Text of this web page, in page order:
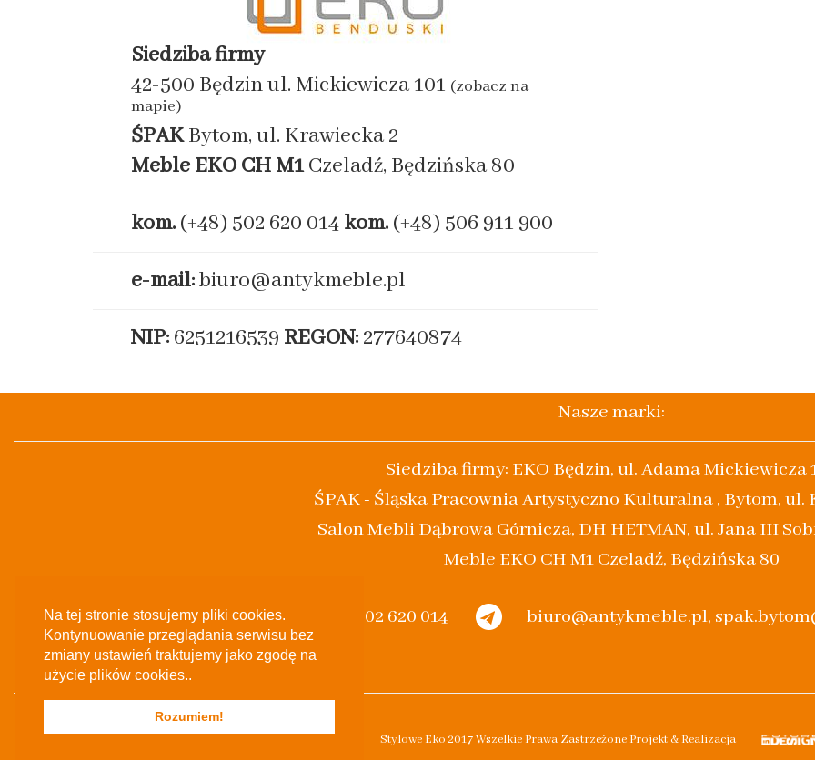
Na tej stronie stosujemy pliki cookies.
Kontynuowanie przeglądania serwisu bez
zmiany ustawień traktujemy jako zgodę na
użycie plików cookies..
Rozumiem!
Siedziba firmy
42-500 Będzin ul. Mickiewicza 101 (zobacz na
mapie)
ŚPAKBytom, ul. Krawiecka 2
Meble EKO CH M1Czeladź, Będzińska 80
kom. (+48) 502 620 014 kom. (+48) 506 911 900
e-mail:biuro@antykmeble.pl
NIP: 6251216539 REGON: 277640874
Nasze marki:
Siedziba firmy: EKO Będzin, ul. Adama Mickiewicza
ŚPAK - Śląska Pracownia Artystyczno Kulturalna , Bytom, ul.
Salon Mebli Dąbrowa Górnicza, DH HETMAN, ul. Jana III
Meble EKO CH M1 Czeladź, Będzińska 80
(+48) 502 620 014 biuro@antykmeble.pl,
Stylowe Eko 2017 Wszelkie Prawa Zastrzeżone Projekt & Realizacja